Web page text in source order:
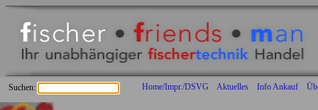
Home/Impr./DSVG Aktuelles Info Ankauf
Suchen: